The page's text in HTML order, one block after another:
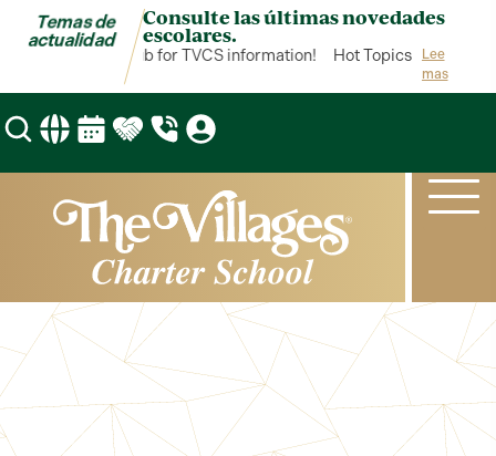
Temas de
actualidad
Consulte las últimas novedades
escolares.
Topics is your hub for TVCS information! Hot Topics is your
Lee
mas